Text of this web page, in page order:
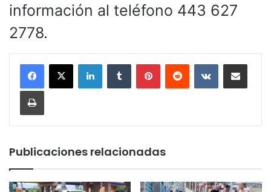
información al teléfono 443 627
2778.
LinkedInTumblr PinterestReddit VKontakteCompartir por
Imprimir
Publicaciones relacionadas